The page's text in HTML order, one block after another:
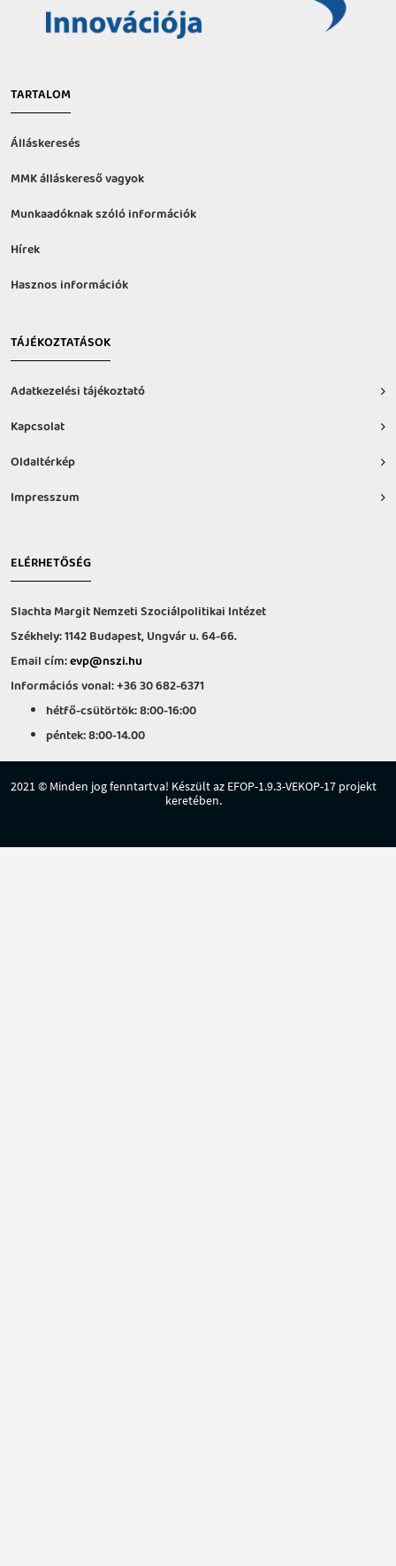
TARTALOM
Álláskeresés
MMK álláskereső vagyok
Munkaadóknak szóló információk
Hírek
Hasznos információk
TÁJÉKOZTATÁSOK
Adatkezelési tájékoztató
Kapcsolat
Oldaltérkép
Impresszum
ELÉRHETŐSÉG
Slachta Margit Nemzeti Szociálpolitikai Intézet
Székhely: 1142 Budapest, Ungvár u. 64-66.
Email cím:evp@nszi.hu
Információs vonal: +36 30 682-6371
hétfő-csütörtök: 8:00-16:00
péntek: 8:00-14.00
2021 © Minden jog fenntartva! Készült az EFOP-1.9.3-VEKOP-17 projekt
keretében.